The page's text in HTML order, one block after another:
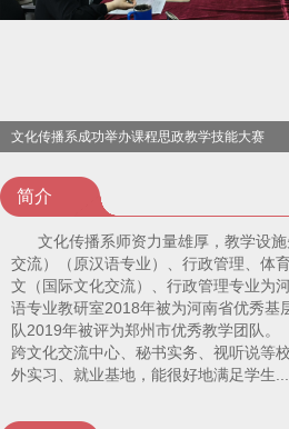
文化传播系成功举办课程思政教学技能大赛
简介
文化传播系师资力量雄厚，教学设施
交流）（原汉语专业）、行政管理、体
文（国际文化交流）、行政管理专业为
语专业教研室2018年被为河南省优秀基
队2019年被评为郑州市优秀教学团队
跨文化交流中心、秘书实务、视听说等
外实习、就业基地，能很好地满足学生...